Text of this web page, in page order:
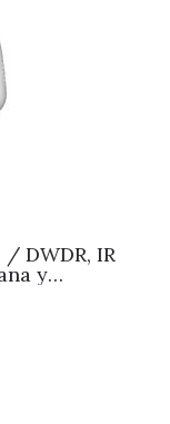
DWDR, IR
y
6, Audio
256GB,